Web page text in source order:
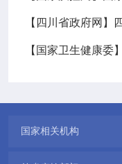
国家相关机构